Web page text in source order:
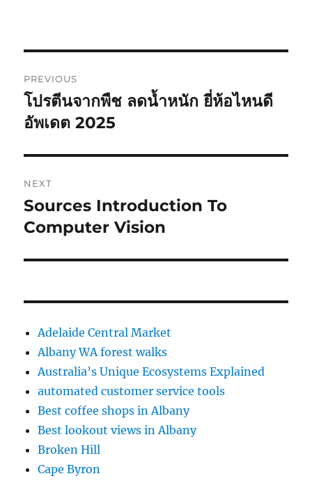
navigation
PREVIOUS
Previous
post:
โปรตีนจากพืช ลดน้ำหนัก ยี่ห้อไหนดี
อัพเดต 2025
NEXT
Next
post:
Sources Introduction To
Computer Vision
Adelaide Central Market
Albany WA forest walks
Australia’s Unique Ecosystems Explained
automated customer service tools
Best coffee shops in Albany
Best lookout views in Albany
Broken Hill
Cape Byron